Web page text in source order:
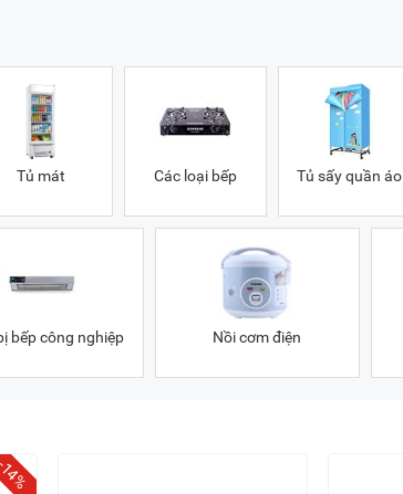
Tủ mát Các loại bếp Tủ sấy quần áo
bếp công nghiệp Nồi cơm điện